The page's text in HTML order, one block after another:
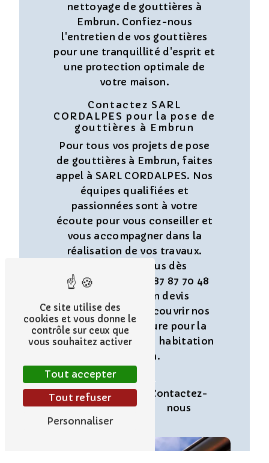
nettoyage de gouttières à
Embrun. Confiez-nous
l'entretien de vos gouttières
pour une tranquillité d'esprit et
une protection optimale de
votre maison.
Contactez SARL
CORDALPES pour la pose de
gouttières à Embrun
Pour tous vos projets de pose
de gouttières à Embrun, faites
appel à SARL CORDALPES. Nos
équipes qualifiées et
passionnées sont à votre
écoute pour vous conseiller et
vous accompagner dans la
réalisation de vos travaux.
Contactez-nous dès
maintenant au 06 87 87 70 48
pour obtenir un devis
personnalisé et découvrir nos
solutions sur mesure pour la
protection de votre habitation
à Embrun.
En savoir
plus
Contactez-
nous
Ce site utilise des
cookies et vous donne le
contrôle sur ceux que
vous souhaitez activer
Tout accepter
Tout refuser
Personnaliser